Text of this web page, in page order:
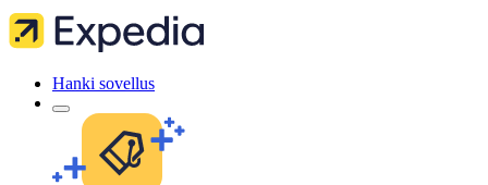
Hanki sovellus